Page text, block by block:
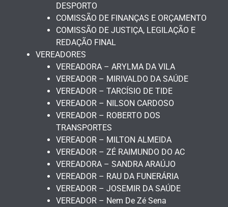
DESPORTO
COMISSÃO DE FINANÇAS E ORÇAMENTO
COMISSÃO DE JUSTIÇA, LEGILAÇÃO E
REDAÇÃO FINAL
VEREADORES
VEREADORA – ARYLMA DA VILA
VEREADOR – MIRIVALDO DA SAÚDE
VEREADOR – TARCÍSIO DE TIDE
VEREADOR – NILSON CARDOSO
VEREADOR – ROBERTO DOS
TRANSPORTES
VEREADOR – MILTON ALMEIDA
VEREADOR – ZÉ RAIMUNDO DO AC
VEREADORA – SANDRA ARAÚJO
VEREADOR – RAU DA FUNERÁRIA
VEREADOR – JOSEMIR DA SAÚDE
VEREADOR – Nem De Zé Sena